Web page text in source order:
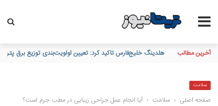
آخرین مطالب تقدیر و تشکر مدیرعامل پست بانک ایران از کلیه همکاران موثر در
سلامت
صفحه اصلی › سلامت › آیا انجام عمل جراحی زیبایی در مطب جرم است؟